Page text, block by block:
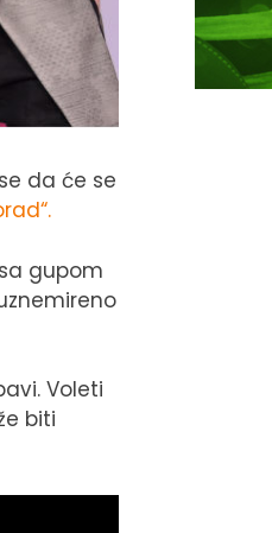
da će se
gupom
Voleti
biti